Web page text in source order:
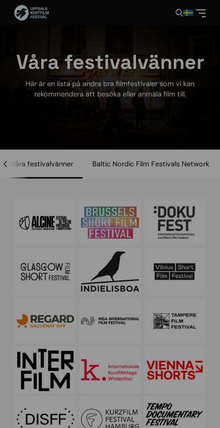
Våra festivalvänner
Här är en lista på andra bra filmfestivaler som vi kan
rekommendera att besöka eller anmäla film till.
Våra festivalvänner Baltic Nordic Film Festivals Network